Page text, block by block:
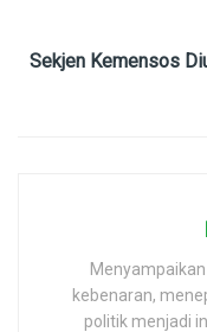
Sekjen Kemensos
kebenaran,
politik menjadi